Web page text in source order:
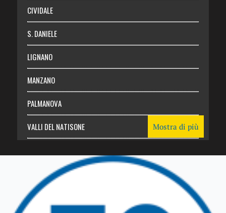
CIVIDALE
S. DANIELE
LIGNANO
MANZANO
PALMANOVA
VALLI DEL NATISONE
TRICESIMO
TARCENTO
Mostra di più